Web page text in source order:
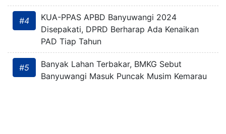
#4
KUA-PPAS APBD Banyuwangi 2024
Disepakati, DPRD Berharap Ada Kenaikan
PAD Tiap Tahun
#5
Banyak Lahan Terbakar, BMKG Sebut
Banyuwangi Masuk Puncak Musim Kemarau